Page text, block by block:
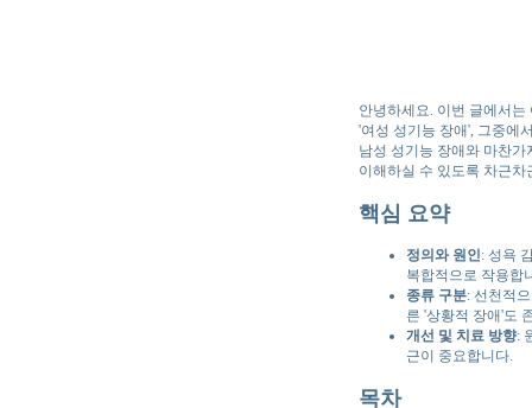
안녕하세요. 이번 글에서
'여성 성기능 장애', 그중에
남성 성기능 장애와 마찬
이해하실 수 있도록 차근
핵심 요약
정의와 원인: 성욕
복합적으로 작용합
종류 구분: 선천적
른 '상황적 장애'도
개선 및 치료 방향:
근이 중요합니다.
목차